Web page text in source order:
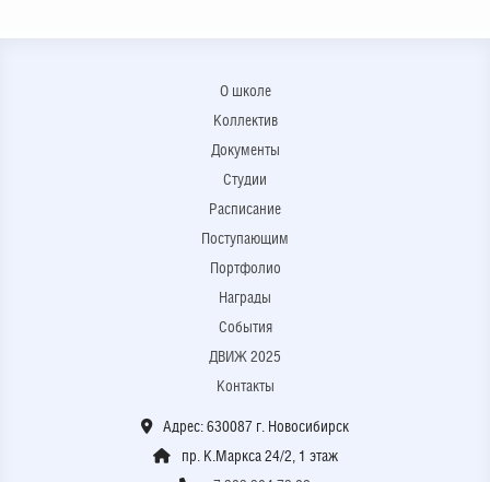
"В самое сердце": Готическая
кондитерская / Проект Милы
Новогодней столицы России
Создание логотипа и
Создание логотипа и
чебуречных "Чебузавр" | Анна
Боровских / Второй курс 2024
Мурахтина Диана / Второй курс
Создание фирменного стиля для
Александра Машарова / Первый
Трушинская / Первый курс 2024
Паттерны | Общие проекты Шрифты | Общие проекты
Персонажи | Общие проекты
Фестиваля молодежного
проекты
О школе
Коллектив
Документы
Студии
Расписание
Поступающим
Портфолио
Награды
События
ДВИЖ 2025
Контакты
Адрес: 630087 г. Новосибирск
пр. К.Маркса 24/2, 1 этаж